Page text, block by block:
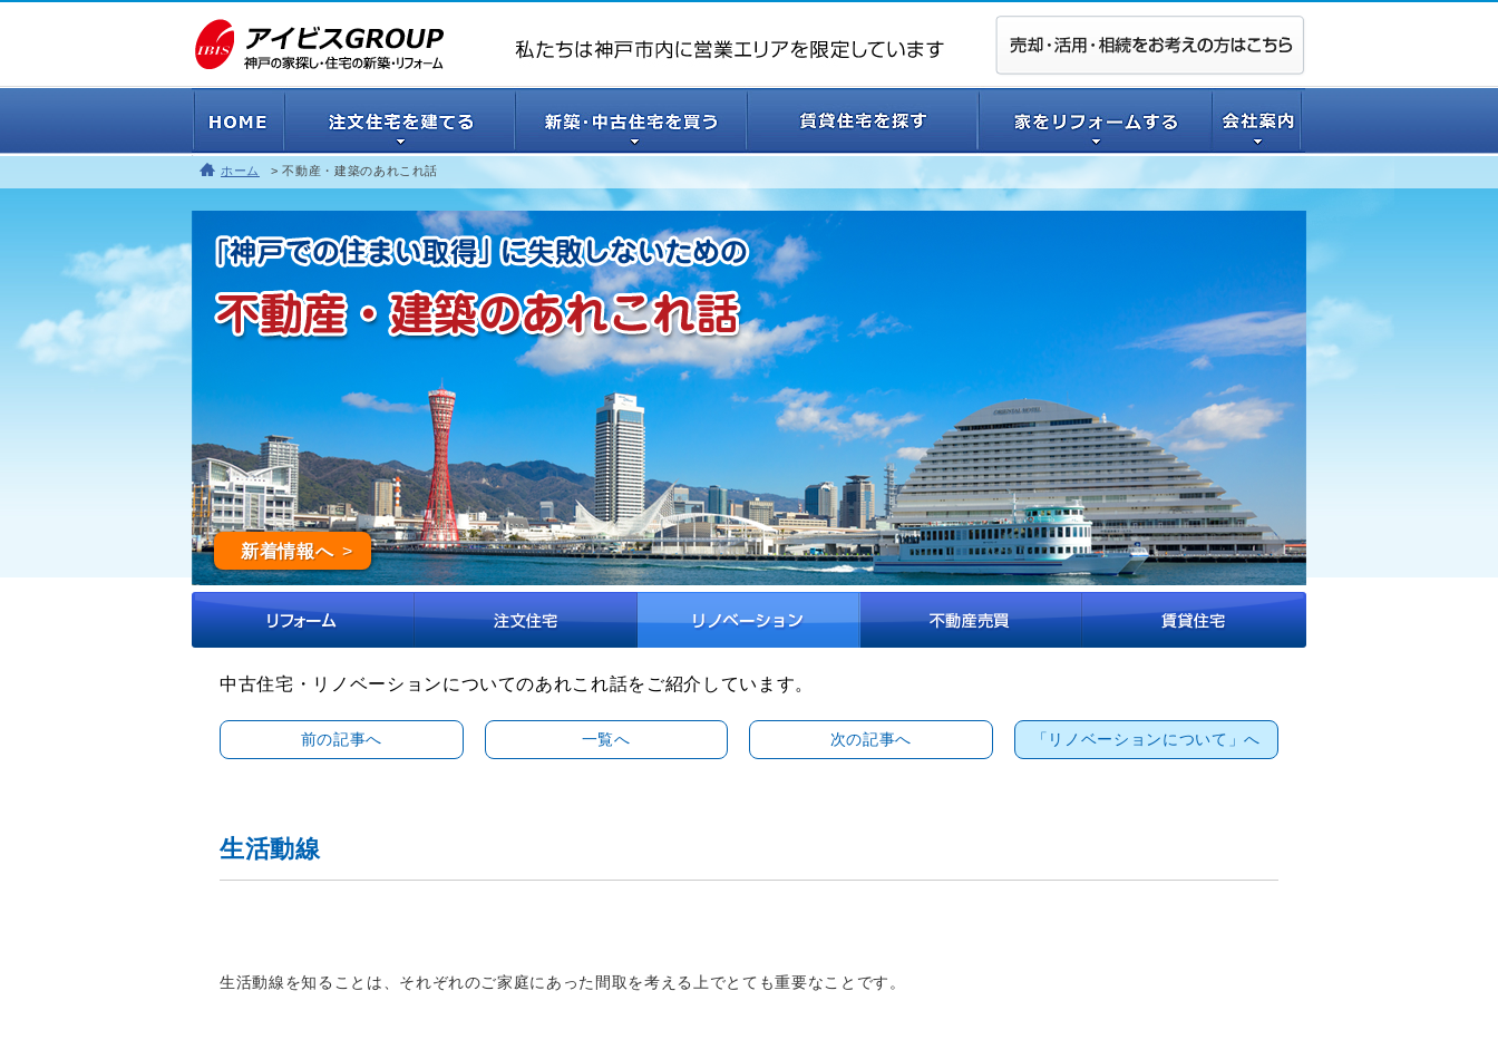
ホーム 不動産・建築のあれこれ話
新着情報へ
中古住宅・リノベーションについてのあれこれ話をご紹介しています。
前の記事へ 一覧へ 次の記事へ 「リノベーションについて」へ
生活動線
生活動線を知ることは、それぞれのご家庭にあった間取を考える上でとても重要なことです。